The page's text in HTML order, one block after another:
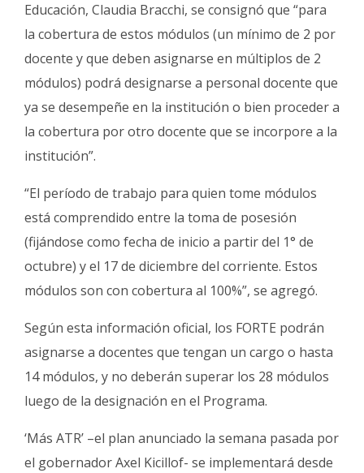
Educación, Claudia Bracchi, se consignó que “para
la cobertura de estos módulos (un mínimo de 2 por
docente y que deben asignarse en múltiplos de 2
módulos) podrá designarse a personal docente que
ya se desempeñe en la institución o bien proceder a
la cobertura por otro docente que se incorpore a la
institución”.
“El período de trabajo para quien tome módulos
está comprendido entre la toma de posesión
(fijándose como fecha de inicio a partir del 1° de
octubre) y el 17 de diciembre del corriente. Estos
módulos son con cobertura al 100%”, se agregó.
Según esta información oficial, los FORTE podrán
asignarse a docentes que tengan un cargo o hasta
14 módulos, y no deberán superar los 28 módulos
luego de la designación en el Programa.
‘Más ATR’ –el plan anunciado la semana pasada por
el gobernador Axel Kicillof- se implementará desde